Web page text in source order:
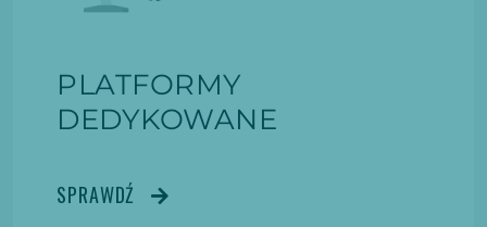
PLATFORMY
DEDYKOWANE
SPRAWDŹ